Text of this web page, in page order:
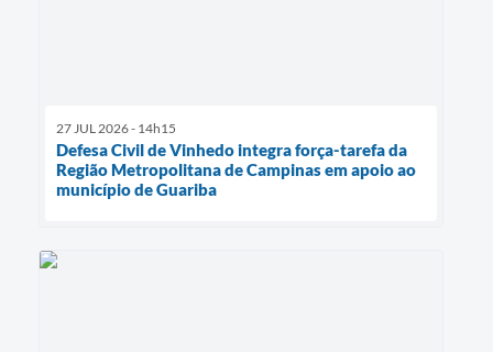
27 JUL 2026 - 14h15
Defesa Civil de Vinhedo integra força-tarefa da
Região Metropolitana de Campinas em apoio ao
município de Guariba